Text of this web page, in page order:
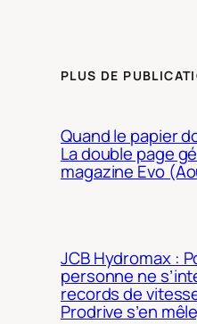
PLUS DE
Quand le papier
La double page
magazine Evo
JCB Hydromax :
personne ne
records de
Prodrive s’en